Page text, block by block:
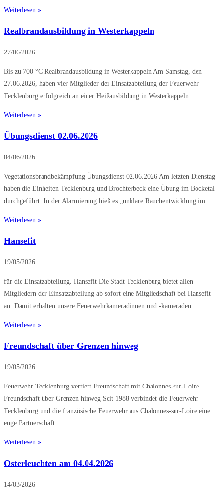
Weiterlesen »
Realbrandausbildung in Westerkappeln
27/06/2026
Bis zu 700 °C Realbrandausbildung in Westerkappeln Am Samstag, den
27.06.2026, haben vier Mitglieder der Einsatzabteilung der Feuerwehr
Tecklenburg erfolgreich an einer Heißausbildung in Westerkappeln
Weiterlesen »
Übungsdienst 02.06.2026
04/06/2026
Vegetationsbrandbekämpfung Übungsdienst 02.06.2026 Am letzten Dienstag
haben die Einheiten Tecklenburg und Brochterbeck eine Übung im Bocketal
durchgeführt. In der Alarmierung hieß es „unklare Rauchentwicklung im
Weiterlesen »
Hansefit
19/05/2026
für die Einsatzabteilung. Hansefit Die Stadt Tecklenburg bietet allen
Mitgliedern der Einsatzabteilung ab sofort eine Mitgliedschaft bei Hansefit
an. Damit erhalten unsere Feuerwehrkameradinnen und -kameraden
Weiterlesen »
Freundschaft über Grenzen hinweg
19/05/2026
Feuerwehr Tecklenburg vertieft Freundschaft mit Chalonnes-sur-Loire
Freundschaft über Grenzen hinweg Seit 1988 verbindet die Feuerwehr
Tecklenburg und die französische Feuerwehr aus Chalonnes-sur-Loire eine
enge Partnerschaft.
Weiterlesen »
Osterleuchten am 04.04.2026
14/03/2026